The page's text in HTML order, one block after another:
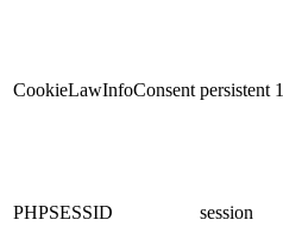
CookieLawInfoConsent persistent
PHPSESSID session